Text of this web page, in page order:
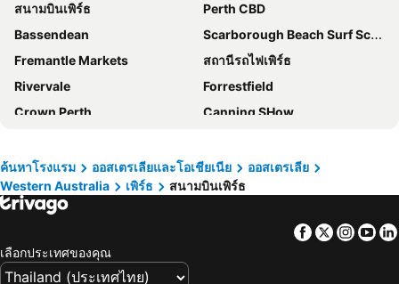
Holiday Inn Perth City Centre By Ihg
Parmelia Hilton Perth
Alex Hotel
COMO The Treasury
The Sebel West Perth Aire Apartments
Northbridge Apartments
ไอบิส บัดเจ็ท เพิร์ท แอร์พอร์ต
Novotel Vines Resort Swan Valley
Crown Metropol Perth
The Ritz-Carlton, Perth
Midland Caravan Park
คอมฟอร์ต อินน์แอนด์สวีทส์ กู๊ดเอิร์ธ เพิร์ธ - เดิมชื่อกู๊ดเอิร์ธ
QT Perth
Courtyard by Marriott Perth Murdoch
Metro Hotel Perth City
Nightcap at Belgian Beer Cafe
สนามบินเพิร์ธ
Perth CBD
Bassendean
Scarborough Beach Surf School
Fremantle Markets
สถานีรถไฟเพิร์ธ
Rivervale
Forrestfield
Crown Perth
Canning SHow
Westfield Carousel
Cannington Exhibition Centre and Showgrounds
Canning Show
เซนต์แมรี่แคทีดรอล
ลังลีย์พาร์ค
เซนต์จอร์จเทอร์เรซแคงการูส์
สเตอร์ลิงการ์เด้นส์- สุพรีมคอร์ทการ์เด้นส์
ค้นหาโรงแรม ออสเตรเลียและโอเชียเนีย
ออสเตรเลีย
Western Australia
เพิร์ธ สนามบินเพิร์ธ
Facebook
Twitter
เลือกประเทศของคุณ